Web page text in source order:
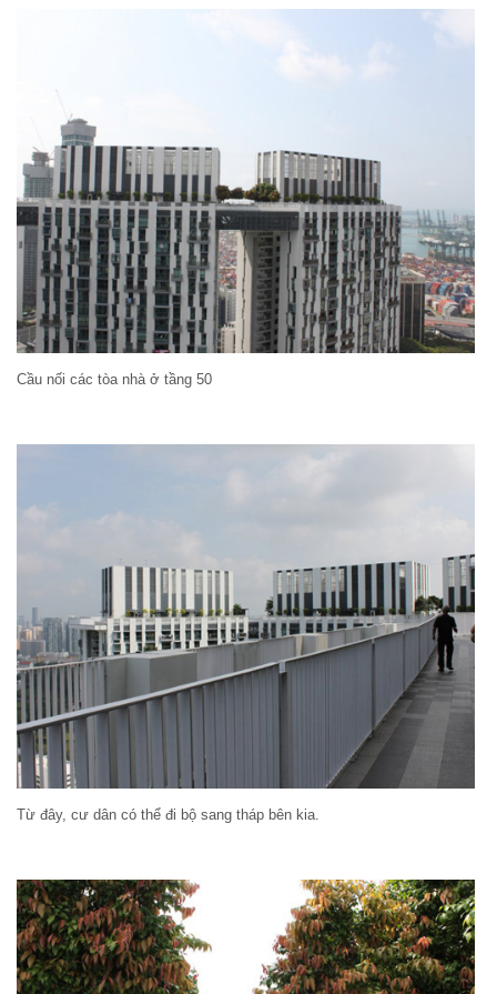
Cầu nối các tòa nhà ở tầng 50
Từ đây, cư dân có thể đi bộ sang tháp bên kia.